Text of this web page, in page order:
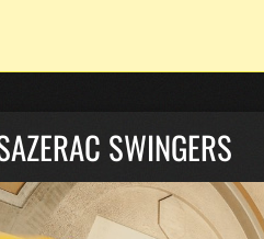
SWINGERS